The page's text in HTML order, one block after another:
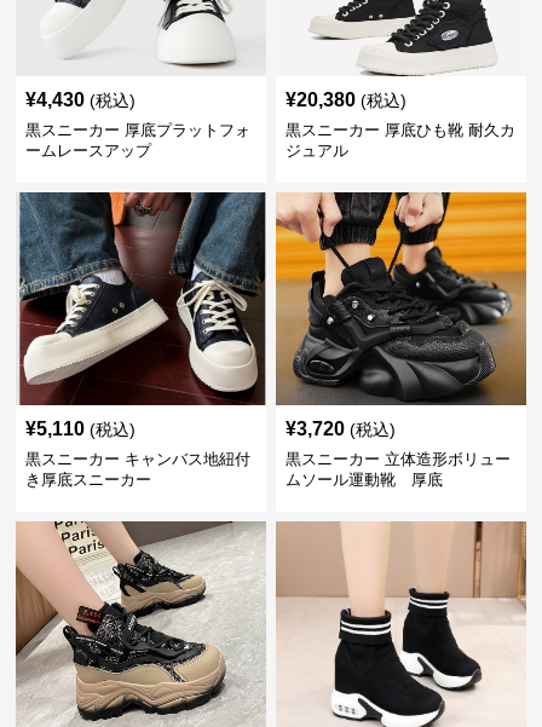
¥4,430 (税込)
黒スニーカー 厚底プラットフォ
ームレースアップ
¥20,380 (税込)
黒スニーカー 厚底ひも靴 耐久カ
ジュアル
¥5,110 (税込)
黒スニーカー キャンバス地紐付
き厚底スニーカー
¥3,720 (税込)
黒スニーカー 立体造形ボリュー
ムソール運動靴 厚底